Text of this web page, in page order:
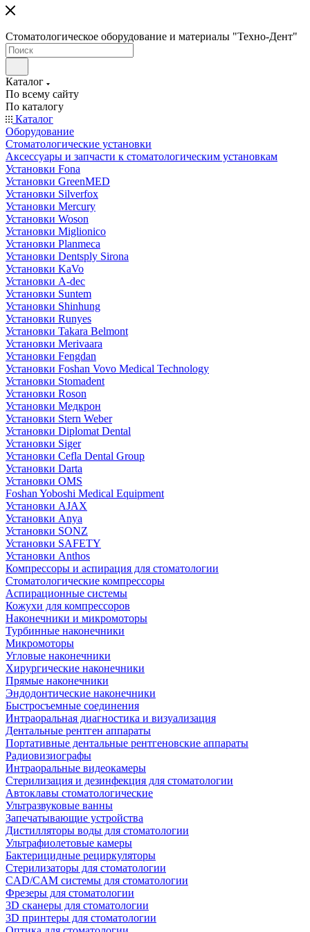
Стоматологическое оборудование и материалы "Техно-Дент"
Каталог
По всему сайту
По каталогу
Каталог
Оборудование
Стоматологические установки
Аксессуары и запчасти к стоматологическим установкам
Установки Fona
Установки GreenMED
Установки Silverfox
Установки Mercury
Установки Woson
Установки Miglionico
Установки Planmeca
Установки Dentsply Sirona
Установки KaVo
Установки A-dec
Установки Suntem
Установки Shinhung
Установки Runyes
Установки Takara Belmont
Установки Merivaara
Установки Fengdan
Установки Foshan Vovo Medical Technology
Установки Stomadent
Установки Roson
Установки Медкрон
Установки Stern Weber
Установки Diplomat Dental
Установки Siger
Установки Cefla Dental Group
Установки Darta
Установки OMS
Foshan Yoboshi Medical Equipment
Установки AJAX
Установки Anya
Установки SONZ
Установки SAFETY
Установки Anthos
Компрессоры и аспирация для стоматологии
Стоматологические компрессоры
Аспирационные системы
Кожухи для компрессоров
Наконечники и микромоторы
Турбинные наконечники
Микромоторы
Угловые наконечники
Хирургические наконечники
Прямые наконечники
Эндодонтические наконечники
Быстросъемные соединения
Интраоральная диагностика и визуализация
Дентальные рентген аппараты
Портативные дентальные рентгеновские аппараты
Радиовизиографы
Интраоральные видеокамеры
Стерилизация и дезинфекция для стоматологии
Автоклавы стоматологические
Ультразвуковые ванны
Запечатывающие устройства
Дистилляторы воды для стоматологии
Ультрафиолетовые камеры
Бактерицидные рециркуляторы
Стерилизаторы для стоматологии
CAD/CAM системы для стоматологии
Фрезеры для стоматологии
3D cканеры для стоматологии
3D принтеры для стоматологии